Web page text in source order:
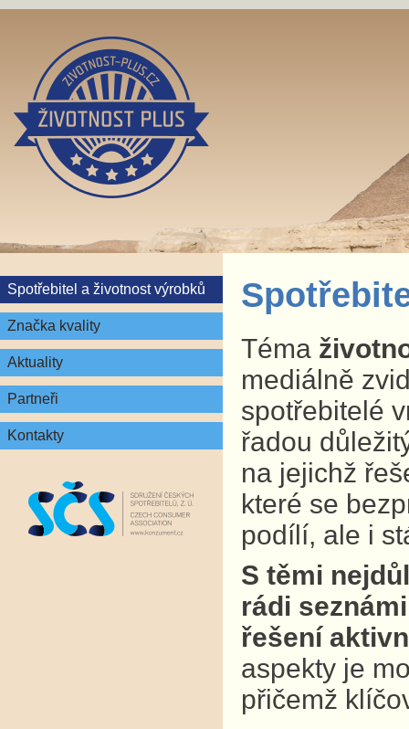
Spotřebitel a životnost výrobků
Značka kvality
Aktuality
Partneři
Kontakty
Téma
mediálně
spotřebitelé
řadou
na jejichž
které se
podílí, ale i
S těmi
rádi
řešení
aspekty je
přičemž